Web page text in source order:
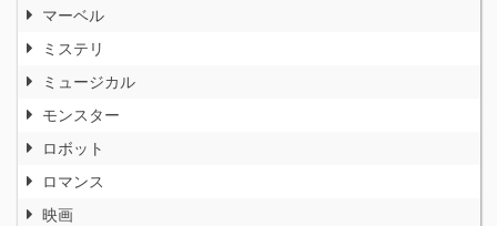
マーベル
ミステリ
ミュージカル
モンスター
ロボット
ロマンス
映画